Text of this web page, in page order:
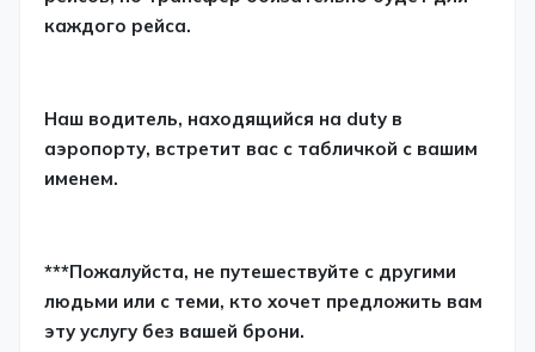
каждого рейса.
Наш водитель, находящийся на duty в
аэропорту, встретит вас с табличкой с вашим
именем.
***Пожалуйста, не путешествуйте с другими
людьми или с теми, кто хочет предложить вам
эту услугу без вашей брони.